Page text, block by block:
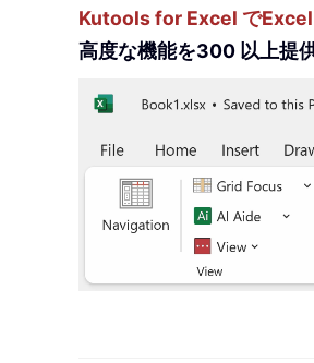
Kutools for Excel でExcel
高度な機能を300 以上提供